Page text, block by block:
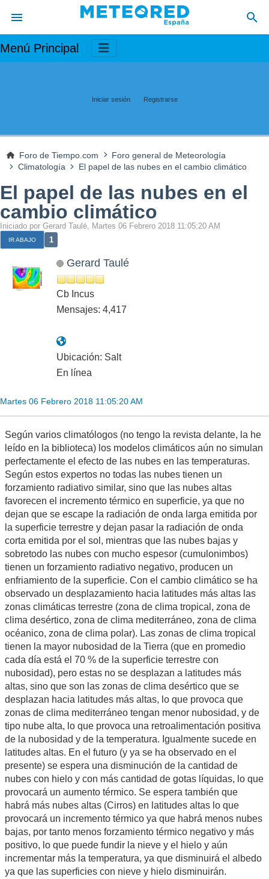
Menú Principal
Iniciar sesión Registrarse
Foro de Tiempo.com
Foro general de Meteorología
Climatología
El papel de las nubes en el cambio climático
El papel de las nubes en el
cambio climático
Iniciado por Gerard Taulé, Martes 06 Febrero 2018 11:05:20 AM
IR ABAJO 1
Gerard Taulé
Cb Incus
Mensajes: 4,417
Ubicación: Salt
En línea
Martes 06 Febrero 2018 11:05:20 AM
Según varios climatólogos (no tengo la revista delante, la he
leído en la biblioteca) los modelos climáticos aún no simulan
perfectamente el efecto de las nubes en las temperaturas.
Según estos expertos no todas las nubes tienen un
forzamiento radiativo similar, sino que las nubes altas
favorecen el incremento térmico en superficie, ya que no
dejan que se escape la radiación de onda larga emitida por
la superficie terrestre y dejan pasar la radiación de onda
corta emitida por el sol, mientras que las nubes bajas y
sobretodo las nubes con mucho espesor (cumulonimbos)
tienen un forzamiento radiativo negativo, producen un
enfriamiento de la superficie. Con el cambio climático se ha
observado un desplazamiento hacia latitudes más altas las
zonas climáticas terrestre (zona de clima tropical, zona de
clima desértico, zona de clima mediterráneo, zona de clima
océanico, zona de clima polar). Las zonas de clima tropical
tienen la mayor nubosidad de la Tierra (que en promedio
cada día está el 70 % de la superficie terrestre con
nubosidad), pero estas no se desplazan a latitudes más
altas, sino que son las zonas de clima desértico que se
desplazan hacia latitudes más altas, lo que provoca que
zonas de clima mediterráneo tengan menor nubosidad, y de
tipo nube alta, lo que provoca una retroalimentación positiva
de la nubosidad y de la temperatura. Igualmente sucede en
latitudes altas. En el futuro (y ya se ha observado en el
presente) se espera una disminución de la cantidad de
nubes con hielo y con más cantidad de gotas líquidas, lo que
provocará un aumento térmico. Se espera también que
habrá más nubes altas (Cirros) en latitudes altas lo que
provocará un incremento térmico ya que habrá menos nubes
bajas, por tanto menos forzamiento térmico negativo y más
positivo, lo que puede fundir la nieve y el hielo y aún
incrementar más la temperatura, ya que disminuirá el albedo
ya que las superficies con nieve y hielo disminuirán.